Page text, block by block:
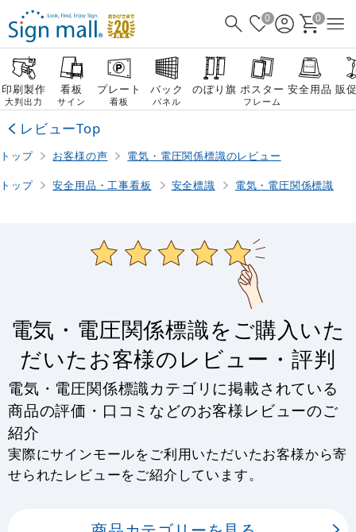
0 0
印刷製作
大判出力
看板
サイン
プレート
看板
バック
パネル
のぼり旗 ポスター
フレーム
安全用品 販
レビューTop
トップ お客様の声 電気・電圧関係標識のレビュー
トップ 安全用品・工事看板 安全標識 電気・電圧関係標識
電気・電圧関係標識をご購入いた
だいたお客様のレビュー・評判
電気・電圧関係標識カテゴリに掲載されている
商品の評価・口コミなどのお客様レビューのご
紹介
実際にサインモールをご利用いただいたお客様から寄
せられたレビューをご紹介しています。